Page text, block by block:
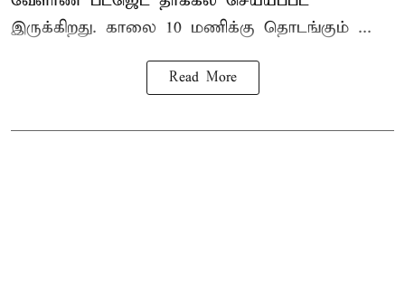
இருக்கிறது. காலை 10 மணிக்கு தொடங்கும் ...
Read More